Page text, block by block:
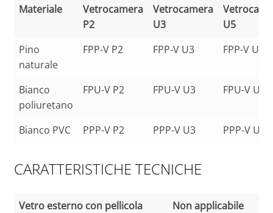
Materiale
Vetrocamera
P2
Vetrocamera
U3
U5
Materiale
Vetrocamera
Vetrocamera
Pino
naturale
FPP-V P2 FPP-V U3 FPP-V U5
Bianco
poliuretano
FPU-V P2 FPU-V U3 FPU-V U5
Bianco PVC PPP-V P2 PPP-V U3 PPP-V U5
CARATTERISTICHE TECNICHE
Vetro esterno con pellicola
Non applicabile